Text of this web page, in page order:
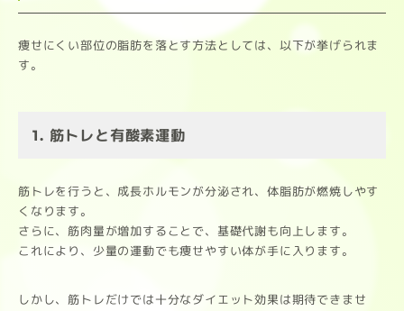
痩せにくい部位の脂肪を落とす方法としては、以下が挙げられま
す。
1. 筋トレと有酸素運動
筋トレを行うと、成長ホルモンが分泌され、体脂肪が燃焼しやす
くなります。
さらに、筋肉量が増加することで、基礎代謝も向上します。
これにより、少量の運動でも痩せやすい体が手に入ります。
しかし、筋トレだけでは十分なダイエット効果は期待できませ